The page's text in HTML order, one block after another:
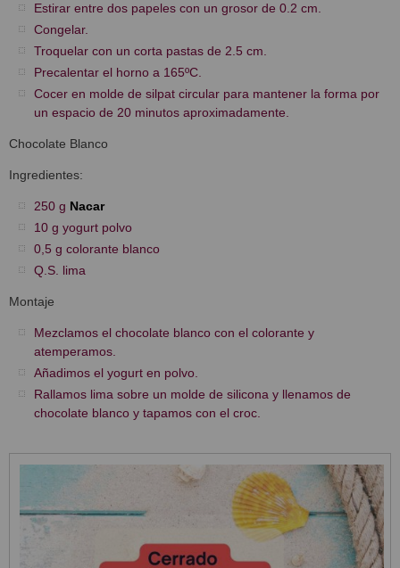
Estirar entre dos papeles con un grosor de 0.2 cm.
Congelar.
Troquelar con un corta pastas de 2.5 cm.
Precalentar el horno a 165ºC.
Cocer en molde de silpat circular para mantener la forma por
un espacio de 20 minutos aproximadamente.
Chocolate Blanco
Ingredientes:
250 g Nacar
10 g yogurt polvo
0,5 g colorante blanco
Q.S. lima
Montaje
Mezclamos el chocolate blanco con el colorante y
atemperamos.
Añadimos el yogurt en polvo.
Rallamos lima sobre un molde de silicona y llenamos de
chocolate blanco y tapamos con el croc.